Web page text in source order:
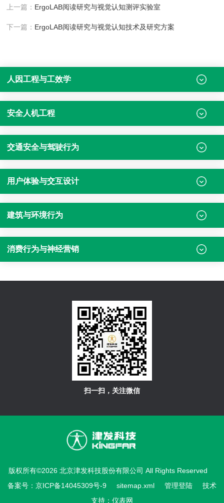
上一篇： ErgoLAB阅读研究与视觉认知测评实验室
下一篇： ErgoLAB阅读研究与视觉认知技术及研究方案
人因工程与工效学
安全人机工程
交通安全与驾驶行为
用户体验与交互设计
建筑与环境行为
消费行为与神经营销
扫一扫，关注微信
版权所有©2026 北京津发科技股份有限公司 All Rights Reserved
备案号：京ICP备14045309号-9
sitemap.xml 管理登陆技术
支持： 仪表网